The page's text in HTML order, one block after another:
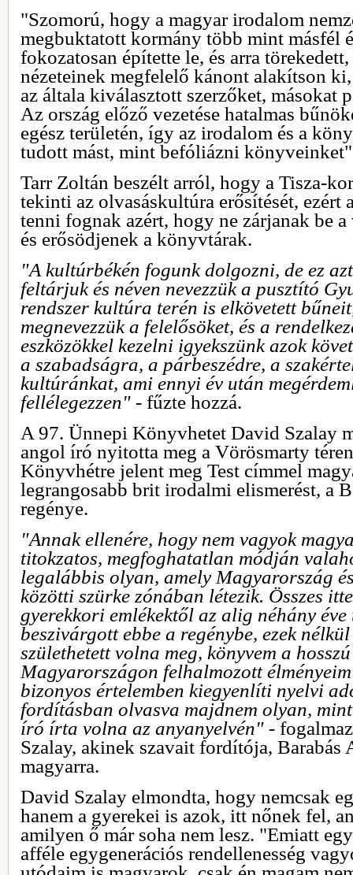
"Szomorú, hogy a magyar irodalom
megbuktatott kormány több mint másfél
fokozatosan építette le, és arra
nézeteinek megfelelő kánont alakítson
az általa kiválasztott szerzőket, másokat
Az ország előző vezetése hatalmas
egész területén, így az irodalom és a
tudott mást, mint befóliázni
Tarr Zoltán beszélt arról, hogy a Tisza-
tekinti az olvasáskultúra erősítését, ezért
tenni fognak azért, hogy ne zárjanak be
és erősödjenek a könyvtárak.
"A kultúrbékén fogunk dolgozni, de ez
feltárjuk és néven nevezzük a pusztító
rendszer kultúra terén is elkövetett
megnevezzük a felelősöket, és a
eszközökkel kezelni igyekszünk azok
a szabadságra, a párbeszédre, a
kultúránkat, ami ennyi év után
fellélegezzen" - fűzte hozzá.
A 97. Ünnepi Könyvhetet David Szalay
angol író nyitotta meg a Vörösmarty
Könyvhétre jelent meg Test címmel
legrangosabb brit irodalmi elismerést, a
regénye.
"Annak ellenére, hogy nem vagyok
titokzatos, megfoghatatlan módján
legalábbis olyan, amely Magyarország
közötti szürke zónában létezik. Összes
gyerekkori emlékektől az alig néhány éve
beszivárgott ebbe a regénybe, ezek
születhetett volna meg, könyvem a
Magyarországon felhalmozott
bizonyos értelemben kiegyenlíti nyelvi
fordításban olvasva majdnem olyan,
író írta volna az anyanyelvén" -
Szalay, akinek szavait fordítója, Barabás
magyarra.
David Szalay elmondta, hogy nemcsak
hanem a gyerekei is azok, itt nőnek fel,
amilyen ő már soha nem lesz. "Emiatt
afféle egygenerációs rendellenesség